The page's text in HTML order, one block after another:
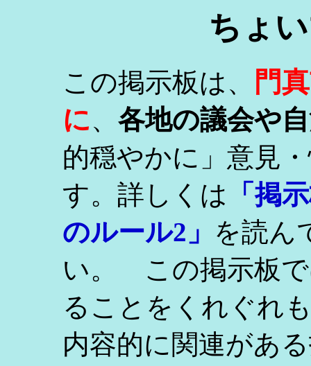
ちょ
この掲示板は、
門
に、 各地の議会や
的穏やかに」意見
す。詳しくは
「掲
のルール2」 を読ん
い。 この掲示板で
ることをくれぐれ
内容的に関連があ